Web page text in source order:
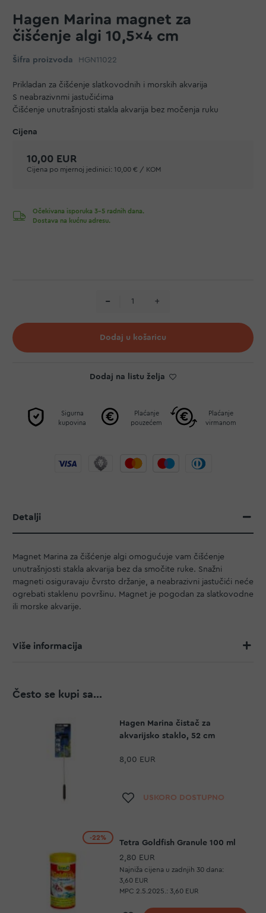
Hagen Marina magnet za
čišćenje algi 10,5x4 cm
Šifra proizvoda HGN11022
Prikladan za čišćenje slatkovodnih i morskih akvarija
S neabrazivnmi jastučićima
Čišćenje unutrašnjosti stakla akvarija bez močenja ruku
10,00 EUR
Cijena po mjernoj jedinici: 10,00 € / KOM
Očekivana isporuka 3-5 radnih dana.
Dostava na kućnu adresu.
Dodaj u košaricu
Dodaj na listu želja
Sigurna
kupovina
Plaćanje
pouzećem
Plaćanje
virmanom
Detalji
Magnet Marina za čišćenje algi omogućuje vam čišćenje
unutrašnjosti stakla akvarija bez da smočite ruke. Snažni
magneti osiguravaju čvrsto držanje, a neabrazivni jastučići neće
ogrebati staklenu površinu. Magnet je pogodan za slatkovodne
ili morske akvarije.
Više informacija
Često se kupi sa...
Hagen Marina čistač za
akvarijsko staklo, 52 cm
8,00 EUR
Dodaj na listu želja
USKORO DOSTUPNO
-22%
Tetra Goldfish Granule 100 ml
2,80 EUR
Najniža cijena u zadnjih 30 dana:
3,60 EUR
MPC 2.5.2025.: 3,60 EUR